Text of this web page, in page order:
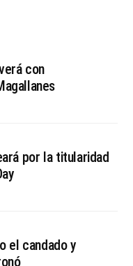
con
por la titularidad
el candado y